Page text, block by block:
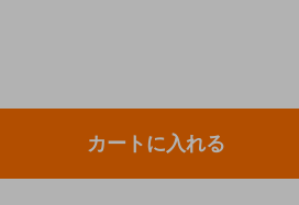
カートに入れる